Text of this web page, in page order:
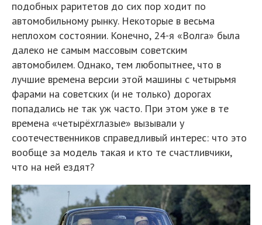
подобных раритетов до сих пор ходит по
автомобильному рынку. Некоторые в весьма
неплохом состоянии. Конечно, 24-я «Волга» была
далеко не самым массовым советским
автомобилем. Однако, тем любопытнее, что в
лучшие времена версии этой машины с четырьмя
фарами на советских (и не только) дорогах
попадались не так уж часто. При этом уже в те
времена «четырёхглазые» вызывали у
соотечественников справедливый интерес: что это
вообще за модель такая и кто те счастливчики,
что на ней ездят?